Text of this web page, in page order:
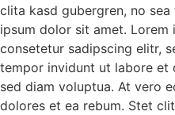
clita kasd gubergren, no
ipsum dolor sit amet. Lorem
consetetur sadipscing elitr,
tempor invidunt ut labore et
sed diam voluptua. At vero
dolores et ea rebum. Stet